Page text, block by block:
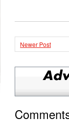
Newer Post